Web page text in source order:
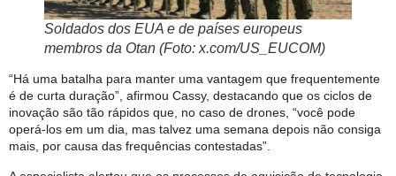
Soldados dos EUA e de países europeus
membros da Otan (Foto: x.com/US_EUCOM)
“Há uma batalha para manter uma vantagem que frequentemente
é de curta duração”, afirmou Cassy, destacando que os ciclos de
inovação são tão rápidos que, no caso de drones, “você pode
operá-los em um dia, mas talvez uma semana depois não consiga
mais, por causa das frequências contestadas”.